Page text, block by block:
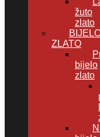
žuto
zlato
ZLATO
bijelo
zlato